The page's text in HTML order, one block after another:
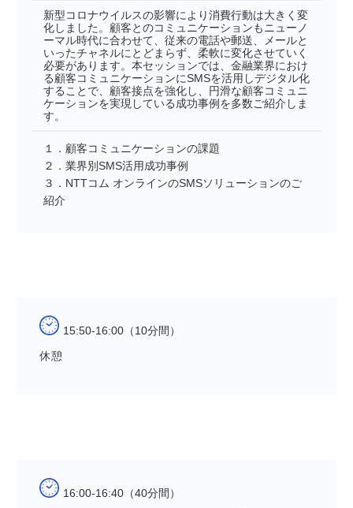
新型コロナウイルスの影響により消費行動は大きく変
化しました。顧客とのコミュニケーションもニューノ
ーマル時代に合わせて、従来の電話や郵送、メールと
いったチャネルにとどまらず、柔軟に変化させていく
必要があります。本セッションでは、金融業界におけ
る顧客コミュニケーションにSMSを活用しデジタル化
することで、顧客接点を強化し、円滑な顧客コミュニ
ケーションを実現している成功事例を多数ご紹介しま
す。
１．顧客コミュニケーションの課題
２．業界別SMS活用成功事例
３．NTTコム オンラインのSMSソリューションのご
紹介
15:50-16:00（10分間）
休憩
16:00-16:40（40分間）